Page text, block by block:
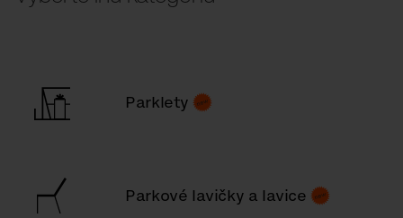
Parklety
Parkové lavičky a lavice